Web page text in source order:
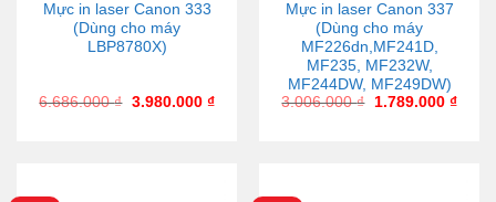
Mực in laser Canon 333
(Dùng cho máy
LBP8780X)
6.686.000₫ 3.980.000 ₫
Mực in laser Canon 337
(Dùng cho máy
MF226dn,MF241D,
MF235, MF232W,
MF244DW, MF249DW)
3.006.000₫ 1.789.000 ₫